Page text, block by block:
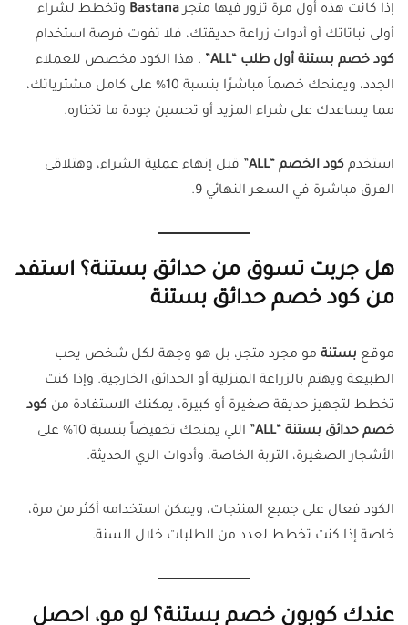
إذا كانت هذه أول مرة تزور فيها متجرBastana وتخطط لشراء
أولى نباتاتك أو أدوات زراعة حديقتك، فلا تفوت فرصة استخدام
كود خصم بستنة أول طلب “ALL”
. هذا الكود مخصص للعملاء
الجدد، ويمنحك خصماً مباشرًا بنسبة 10% على كامل مشترياتك،
مما يساعدك على شراء المزيد أو تحسين جودة ما تختاره.
استخدم كود الخصم “ALL”
قبل إنهاء عملية الشراء، وهتلاقى
الفرق مباشرة في السعر النهائي 9.
هل جربت تسوق من حدائق بستنة؟ استفد
من كود خصم حدائق بستنة
موقع بستنة مو مجرد متجر، بل هو وجهة لكل شخص يحب
الطبيعة ويهتم بالزراعة المنزلية أو الحدائق الخارجية. وإذا كنت
تخطط لتجهيز حديقة صغيرة أو كبيرة، يمكنك الاستفادة من كود
خصم حدائق بستنة “ALL”
اللي يمنحك تخفيضاً بنسبة 10% على
الأشجار الصغيرة، التربة الخاصة، وأدوات الري الحديثة.
الكود فعال على جميع المنتجات، ويمكن استخدامه أكثر من مرة،
خاصة إذا كنت تخطط لعدد من الطلبات خلال السنة.
عندك كوبون خصم بستنة؟ لو مو، احصل